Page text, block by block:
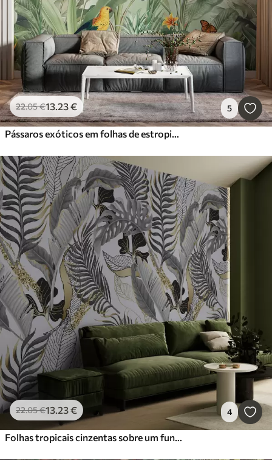
22.05€13.23€ 5
Pássaros exóticos em folhas de estropio cinza
22.05€13.23€ 4
Folhas tropicais cinzentas sobre um fundo branco